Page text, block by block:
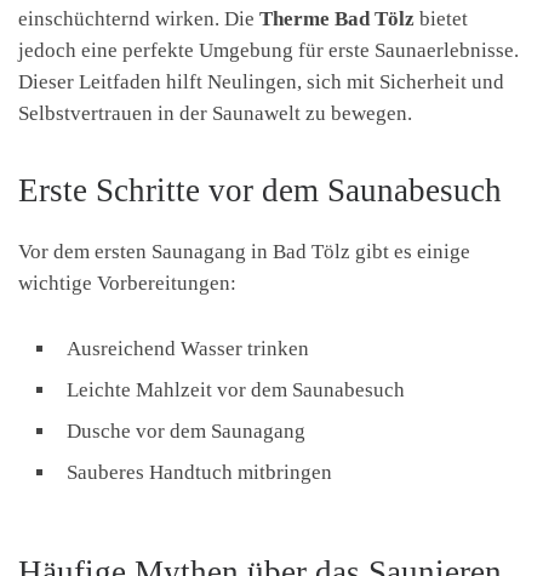
einschüchternd wirken. Die Therme Bad Tölz bietet
jedoch eine perfekte Umgebung für erste Saunaerlebnisse.
Dieser Leitfaden hilft Neulingen, sich mit Sicherheit und
Selbstvertrauen in der Saunawelt zu bewegen.
Erste Schritte vor dem Saunabesuch
Vor dem ersten Saunagang in Bad Tölz gibt es einige
wichtige Vorbereitungen:
Ausreichend Wasser trinken
Leichte Mahlzeit vor dem Saunabesuch
Dusche vor dem Saunagang
Sauberes Handtuch mitbringen